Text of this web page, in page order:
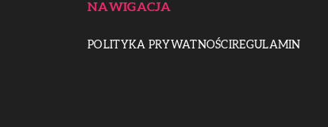
NAWIGACJA
POLITYKA PRYWATNOŚCIREGULAMIN